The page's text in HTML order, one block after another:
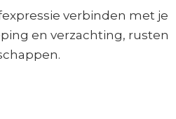
verbinden met je
en verzachting, rusten